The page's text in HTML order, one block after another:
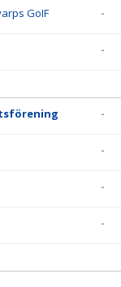
GoIF -
-
-
-
-
-